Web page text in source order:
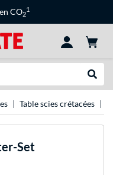
CO2
1
Table scies crétacées
Set